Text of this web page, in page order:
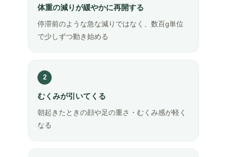
体重の減りが緩やかに再開する
停滞前のような急な減りではなく、数百g単位
で少しずつ動き始める
2
むくみが引いてくる
朝起きたときの顔や足の重さ・むくみ感が軽く
なる